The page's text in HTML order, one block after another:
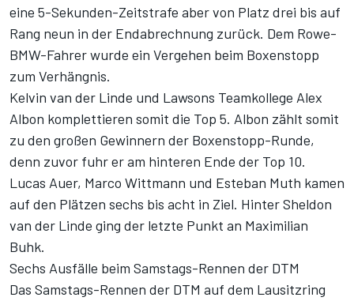
eine 5-Sekunden-Zeitstrafe aber von Platz drei bis auf
Rang neun in der Endabrechnung zurück. Dem Rowe-
BMW-Fahrer wurde ein Vergehen beim Boxenstopp
zum Verhängnis.
Kelvin van der Linde und Lawsons Teamkollege Alex
Albon komplettieren somit die Top 5. Albon zählt somit
zu den großen Gewinnern der Boxenstopp-Runde,
denn zuvor fuhr er am hinteren Ende der Top 10.
Lucas Auer, Marco Wittmann und Esteban Muth kamen
auf den Plätzen sechs bis acht in Ziel. Hinter Sheldon
van der Linde ging der letzte Punkt an Maximilian
Buhk.
Sechs Ausfälle beim Samstags-Rennen der DTM
Das Samstags-Rennen der DTM auf dem Lausitzring